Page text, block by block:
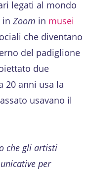
legati al mondo
in Zoom in musei
che diventano
del padiglione
due
20 anni usa la
usavano il
che gli artisti
per